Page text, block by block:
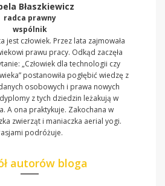
Błaszkiewicz
radca prawny
wspólnik
jest człowiek. Przez lata zajmowała
prawu pracy. Odkąd zaczęła
„Człowiek dla technologii czy
postanowiła pogłębić wiedzę z
osobowych i prawa nowych
z tych dziedzin leżakują w
A ona praktykuje. Zakochana w
zwierząt i maniaczka aerial yogi.
podróżuje.
autorów bloga